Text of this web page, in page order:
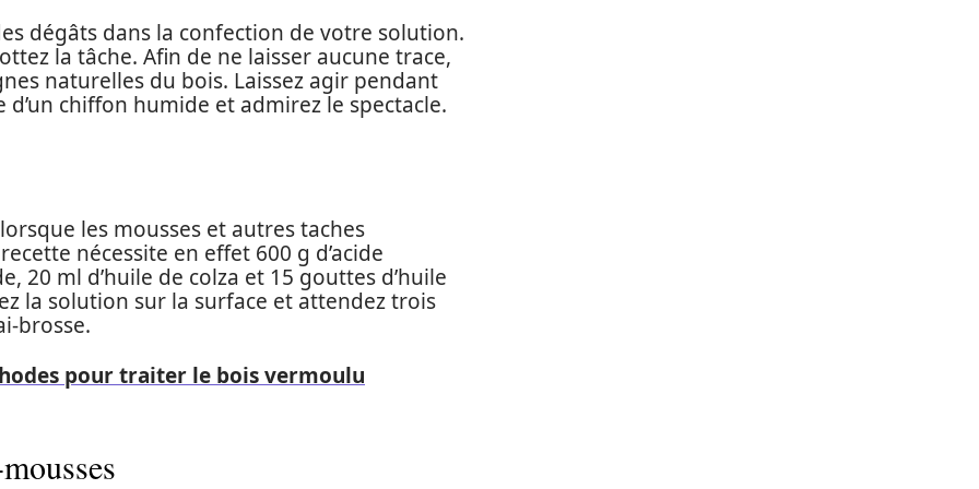
dégâts dans la confection de votre solution.
la tâche. Afin de ne laisser aucune trace,
naturelles du bois. Laissez agir pendant
chiffon humide et admirez le spectacle.
les mousses et autres taches
nécessite en effet 600 g d’acide
20 ml d’huile de colza et 15 gouttes d’huile
la solution sur la surface et attendez trois
brosse.
pour traiter le bois vermoulu